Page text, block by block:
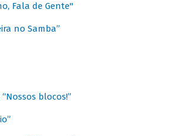
Fala de Gente"
no Samba”
blocos!”